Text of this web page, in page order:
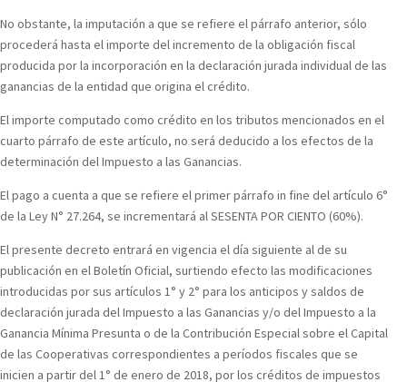
No obstante, la imputación a que se refiere el párrafo anterior, sólo
procederá hasta el importe del incremento de la obligación fiscal
producida por la incorporación en la declaración jurada individual de las
ganancias de la entidad que origina el crédito.
El importe computado como crédito en los tributos mencionados en el
cuarto párrafo de este artículo, no será deducido a los efectos de la
determinación del Impuesto a las Ganancias.
El pago a cuenta a que se refiere el primer párrafo in fine del artículo 6°
de la Ley N° 27.264, se incrementará al SESENTA POR CIENTO (60%).
El presente decreto entrará en vigencia el día siguiente al de su
publicación en el Boletín Oficial, surtiendo efecto las modificaciones
introducidas por sus artículos 1° y 2° para los anticipos y saldos de
declaración jurada del Impuesto a las Ganancias y/o del Impuesto a la
Ganancia Mínima Presunta o de la Contribución Especial sobre el Capital
de las Cooperativas correspondientes a períodos fiscales que se
inicien a partir del 1° de enero de 2018, por los créditos de impuestos